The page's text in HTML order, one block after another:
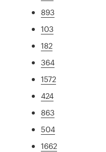
893
103
182
364
1572
424
863
504
1662